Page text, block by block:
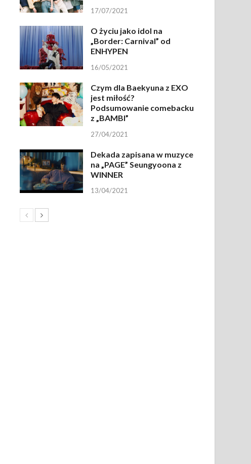
17/07/2021
O życiu jako idol na
„Border: Carnival” od
ENHYPEN
16/05/2021
Czym dla Baekyuna z EXO
jest miłość?
Podsumowanie comebacku
z „BAMBI”
27/04/2021
Dekada zapisana w muzyce
na „PAGE” Seungyoona z
WINNER
13/04/2021